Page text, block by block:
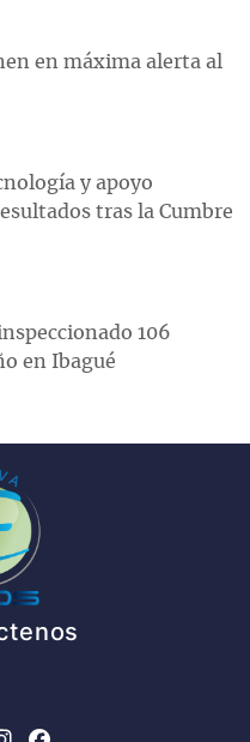
en máxima alerta al
y apoyo
tras la Cumbre
106
en Ibagué
Instagram